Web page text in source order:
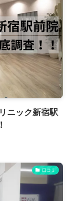
ニック新宿駅
口コミ